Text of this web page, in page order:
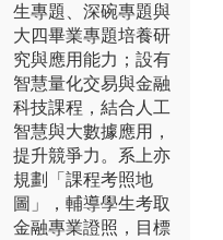
生專題、深碗專題與
大四畢業專題培養研
究與應用能力；設有
智慧量化交易與金融
科技課程，結合人工
智慧與大數據應用，
提升競爭力。系上亦
規劃「課程考照地
圖」，輔導學生考取
金融專業證照，目標